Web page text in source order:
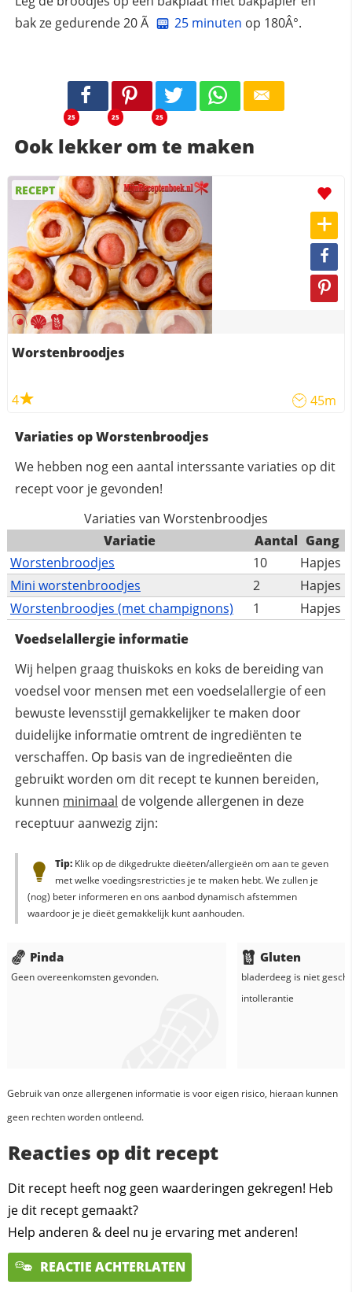
bak ze gedurende 20 Ã
25 minuten op 180Â°.
25 25 25
Ook lekker om te maken
RECEPT
Worstenbroodjes
4 45m
Variaties op Worstenbroodjes
We hebben nog een aantal interssante variaties op dit
recept voor je gevonden!
Variaties van Worstenbroodjes
Variatie
Aantal Gang
Worstenbroodjes
10
Hapjes
Mini worstenbroodjes
2
Hapjes
Worstenbroodjes (met champignons)
1
Hapjes
Voedselallergie informatie
Wij helpen graag thuiskoks en koks de bereiding van
voedsel voor mensen met een voedselallergie of een
bewuste levensstijl gemakkelijker te maken door
duidelijke informatie omtrent de ingrediënten te
verschaffen. Op basis van de ingredieënten die
gebruikt worden om dit recept te kunnen bereiden,
kunnen minimaal de volgende allergenen in deze
receptuur aanwezig zijn:
Tip:Klik op de dikgedrukte dieëten/allergieën om aan te geven
met welke voedingsrestricties je te maken hebt. We zullen je
(nog) beter informeren en ons aanbod dynamisch afstemmen
waardoor je je dieët gemakkelijk kunt aanhouden.
Pinda
Geen overeenkomsten gevonden.
Gluten
bladerdeegis niet
intollerantie
Gebruik van onze allergenen informatie is voor eigen risico, hieraan kunnen
geen rechten worden ontleend.
Reacties op dit recept
Dit recept heeft nog geen waarderingen gekregen! Heb
je dit recept gemaakt?
Help anderen & deel nu je ervaring met anderen!
REACTIE ACHTERLATEN